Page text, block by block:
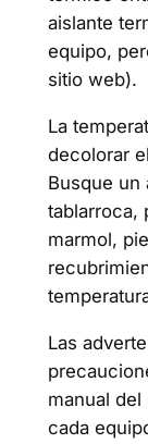
aislante
equipo,
sitio web).
La
decolorar
Busque un
tablarroca,
marmol,
Las
manual
cada